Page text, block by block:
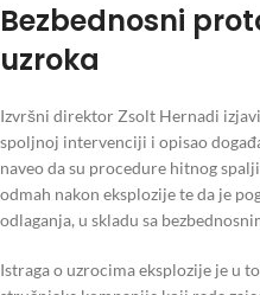
Bezbednosni
uzroka
Izvršni direktor Zsolt Hernadi
spoljnoj intervenciji i opisao
naveo da su procedure hitnog
odmah nakon eksplozije te da je
odlaganja, u skladu sa
Istraga o uzrocima eksplozije je u